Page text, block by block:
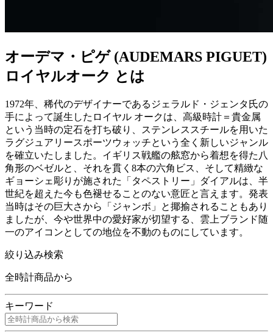
オーデマ・ピゲ (AUDEMARS PIGUET)
ロイヤルオーク とは
1972年、稀代のデザイナーであるジェラルド・ジェンタ氏の
手によって誕生したロイヤル オークは、高級時計＝貴金属
という当時の定石を打ち破り、ステンレススチールを用いた
ラグジュアリースポーツウォッチという全く新しいジャンル
を確立いたしました。イギリス戦艦の舷窓から着想を得た八
角形のベゼルと、それを貫く8本の六角ビス、そして精緻な
ギョーシェ彫りが施された「タペストリー」ダイアルは、半
世紀を超えた今も色褪せることのない意匠と言えます。発表
当時はその巨大さから「ジャンボ」と揶揄されることもあり
ましたが、今や世界中の愛好家が切望する、雲上ブランド随
一のアイコンとしての地位を不動のものにしています。
絞り込み検索
全時計商品から
キーワード